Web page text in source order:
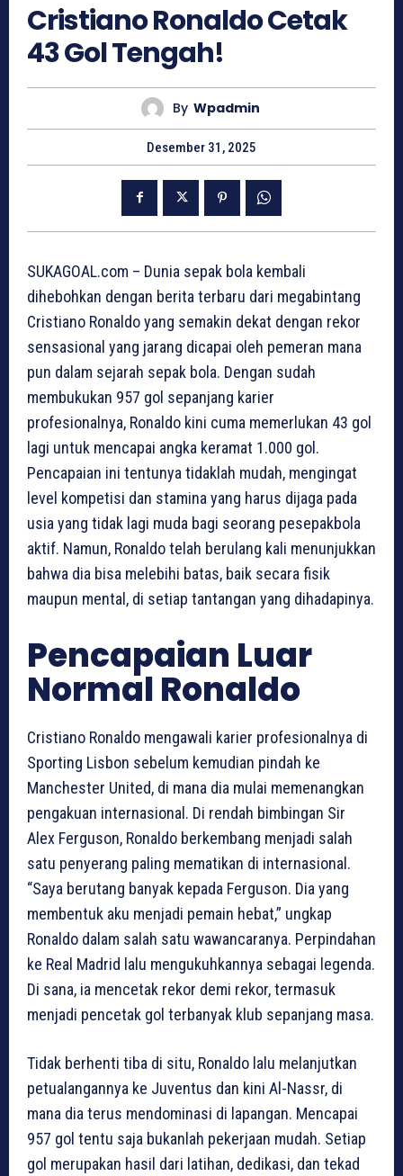
Cristiano Ronaldo Cetak
43 Gol Tengah!
By Wpadmin
Desember 31, 2025
SUKAGOAL.com – Dunia sepak bola kembali
dihebohkan dengan berita terbaru dari megabintang
Cristiano Ronaldo yang semakin dekat dengan rekor
sensasional yang jarang dicapai oleh pemeran mana
pun dalam sejarah sepak bola. Dengan sudah
membukukan 957 gol sepanjang karier
profesionalnya, Ronaldo kini cuma memerlukan 43 gol
lagi untuk mencapai angka keramat 1.000 gol.
Pencapaian ini tentunya tidaklah mudah, mengingat
level kompetisi dan stamina yang harus dijaga pada
usia yang tidak lagi muda bagi seorang pesepakbola
aktif. Namun, Ronaldo telah berulang kali menunjukkan
bahwa dia bisa melebihi batas, baik secara fisik
maupun mental, di setiap tantangan yang dihadapinya.
Pencapaian Luar
Normal Ronaldo
Cristiano Ronaldo mengawali karier profesionalnya di
Sporting Lisbon sebelum kemudian pindah ke
Manchester United, di mana dia mulai memenangkan
pengakuan internasional. Di rendah bimbingan Sir
Alex Ferguson, Ronaldo berkembang menjadi salah
satu penyerang paling mematikan di internasional.
“Saya berutang banyak kepada Ferguson. Dia yang
membentuk aku menjadi pemain hebat,” ungkap
Ronaldo dalam salah satu wawancaranya. Perpindahan
ke Real Madrid lalu mengukuhkannya sebagai legenda.
Di sana, ia mencetak rekor demi rekor, termasuk
menjadi pencetak gol terbanyak klub sepanjang masa.
Tidak berhenti tiba di situ, Ronaldo lalu melanjutkan
petualangannya ke Juventus dan kini Al-Nassr, di
mana dia terus mendominasi di lapangan. Mencapai
957 gol tentu saja bukanlah pekerjaan mudah. Setiap
gol merupakan hasil dari latihan, dedikasi, dan tekad